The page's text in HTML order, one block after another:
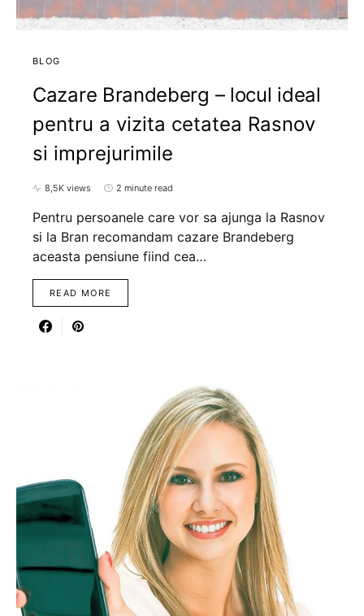
BLOG
Cazare Brandeberg – locul ideal
pentru a vizita cetatea Rasnov
si imprejurimile
8,5K views 2 minute read
Pentru persoanele care vor sa ajunga la Rasnov
si la Bran recomandam cazare Brandeberg
aceasta pensiune fiind cea…
READ MORE